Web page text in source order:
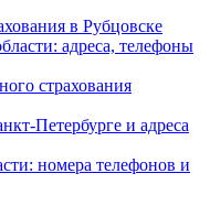
в Рубцовске
адреса, телефоны
страхования
Петербурге и адреса
номера телефонов и